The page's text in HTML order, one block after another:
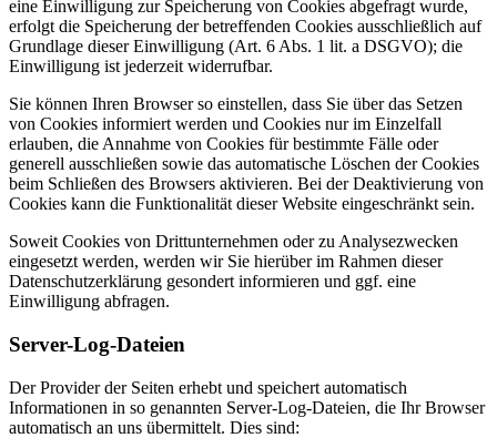
eine Einwilligung zur Speicherung von Cookies abgefragt wurde,
erfolgt die Speicherung der betreffenden Cookies ausschließlich auf
Grundlage dieser Einwilligung (Art. 6 Abs. 1 lit. a DSGVO); die
Einwilligung ist jederzeit widerrufbar.
Sie können Ihren Browser so einstellen, dass Sie über das Setzen
von Cookies informiert werden und Cookies nur im Einzelfall
erlauben, die Annahme von Cookies für bestimmte Fälle oder
generell ausschließen sowie das automatische Löschen der Cookies
beim Schließen des Browsers aktivieren. Bei der Deaktivierung von
Cookies kann die Funktionalität dieser Website eingeschränkt sein.
Soweit Cookies von Drittunternehmen oder zu Analysezwecken
eingesetzt werden, werden wir Sie hierüber im Rahmen dieser
Datenschutzerklärung gesondert informieren und ggf. eine
Einwilligung abfragen.
Server-Log-Dateien
Der Provider der Seiten erhebt und speichert automatisch
Informationen in so genannten Server-Log-Dateien, die Ihr Browser
automatisch an uns übermittelt. Dies sind: